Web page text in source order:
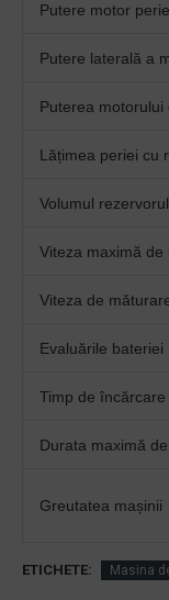
Putere motor
Putere laterală a
Puterea motorului
Lățimea periei cu
Volumul
Viteza maximă de
Viteza de
Evaluările bateriei
Timp de
Durata maximă
Greutatea mașinii
ETICHETE: Masina